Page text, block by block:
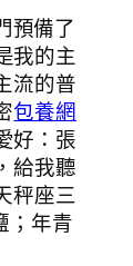
預備了
我的主
流的普
包養網
好：張
給我聽
秤座三
；年青